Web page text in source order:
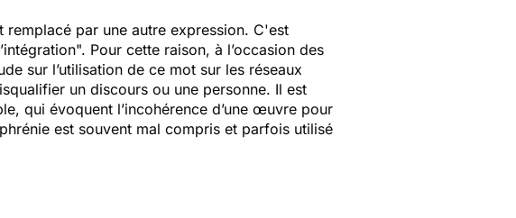
par une autre expression. C'est
Pour cette raison, à l’occasion des
sur l’utilisation de ce mot sur les réseaux
un discours ou une personne. Il est
qui évoquent l’incohérence d’une œuvre pour
est souvent mal compris et parfois utilisé